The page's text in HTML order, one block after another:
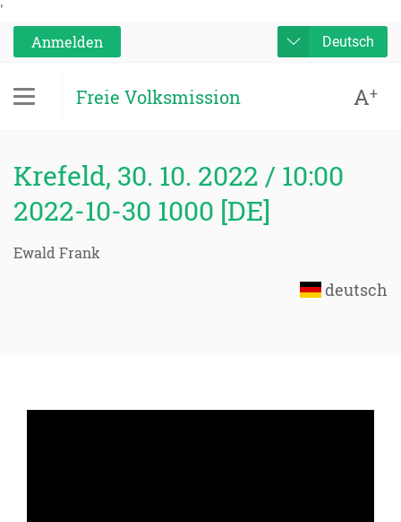
'
Anmelden
Deutsch
Freie Volksmission A+
Krefeld, 30. 10. 2022 / 10:00
2022-10-30 1000 [DE]
Ewald Frank
deutsch